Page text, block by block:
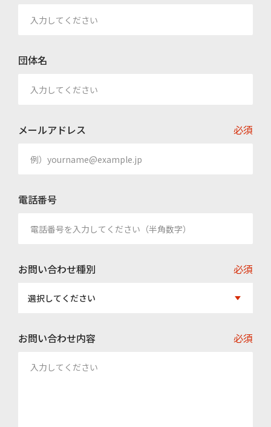
団体名
メールアドレス 必須
電話番号
お問い合わせ種別 必須
選択してください
お問い合わせ内容 必須